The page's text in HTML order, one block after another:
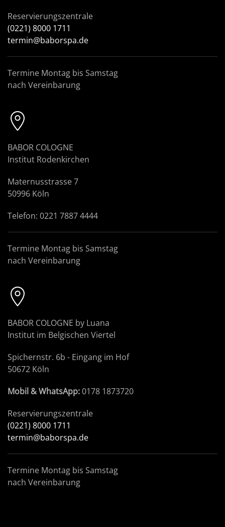
Reservierungszentrale
(0221) 8000 1711
termin@baborspa.de
Termine Montag bis Samstag
nach Vereinbarung
BABOR COLOGNE
Institut Rodenkirchen
Maternusstrasse 7
50996 Köln
Telefon: 0221 7887 4444
Termine Montag bis Samstag
nach Vereinbarung
BABOR COLOGNE by Luana
Institut im Belgischen Viertel
Spichernstr. 6b - Eingang im Hof
50672 Köln
Mobil & WhatsApp:0178 1873720
Reservierungszentrale
(0221) 8000 1711
termin@baborspa.de
Termine Montag bis Samstag
nach Vereinbarung